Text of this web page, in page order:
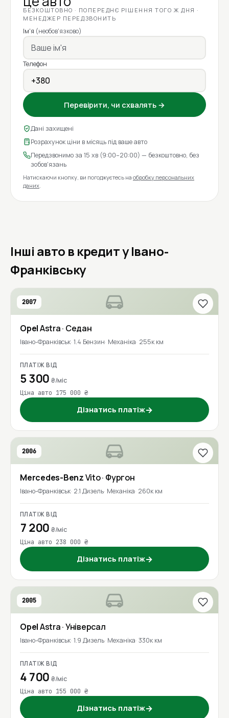
БЕЗКОШТОВНО · ПОПЕРЕДНЄ РІШЕННЯ ТОГО Ж ДНЯ ·
МЕНЕДЖЕР ПЕРЕДЗВОНИТЬ
Ім'я (необов'язково)
Телефон
Перевірити, чи схвалять →
Дані захищені
Розрахунок ціни в місяць під ваше авто
Передзвонимо за 15 хв (9:00–20:00) — безкоштовно, без
зобов'язань
Натискаючи кнопку, ви погоджуєтесь на обробку персональних
даних.
Інші авто в кредит у Івано-
Франківську
2007
OpelAstra· Седан
Івано-Франківськ 1.4 Бензин Механіка 255к км
ПЛАТІЖ ВІД
5 300₴/міс
Ціна авто 175 000 ₴
Дізнатись платіж→
2006
Mercedes-BenzVito· Фургон
Івано-Франківськ 2.1 Дизель Механіка 260к км
ПЛАТІЖ ВІД
7 200₴/міс
Ціна авто 238 000 ₴
Дізнатись платіж→
2005
OpelAstra· Універсал
Івано-Франківськ 1.9 Дизель Механіка 330к км
ПЛАТІЖ ВІД
4 700₴/міс
Ціна авто 155 000 ₴
Дізнатись платіж→